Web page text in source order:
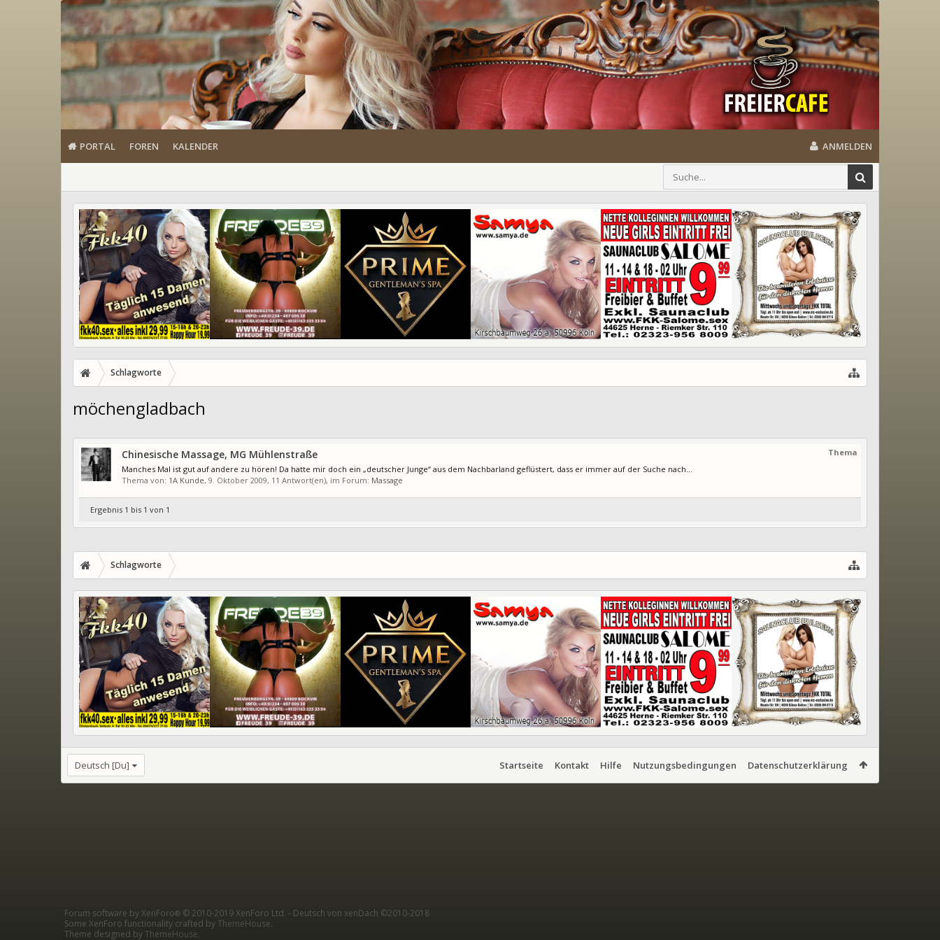
PORTAL FOREN KALENDER ANMELDEN
Schlagworte
möchengladbach
Thema
Chinesische Massage, MG Mühlenstraße
Manches Mal ist gut auf andere zu hören! Da hatte mir doch ein „deutscher Junge“ aus dem Nachbarland geflüstert, dass er immer auf der Suche nach...
Thema von: 1A Kunde, 9. Oktober 2009, 11 Antwort(en), im Forum: Massage
Ergebnis 1 bis 1 von 1
Schlagworte
Deutsch [Du] Startseite Kontakt Hilfe Nutzungsbedingungen Datenschutzerklärung
Forum software by XenForo® © 2010-2019 XenForo Ltd. - Deutsch von xenDach ©2010-2018
Some XenForo functionality crafted byThemeHouse.
Theme designed byThemeHouse.